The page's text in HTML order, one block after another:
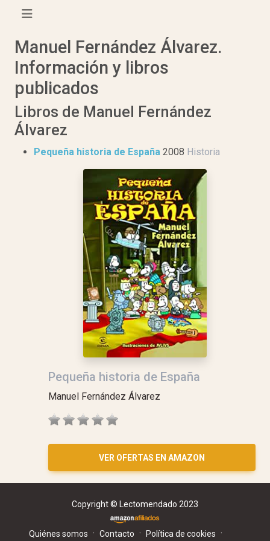
Manuel Fernández Álvarez.
Información y libros
publicados
Libros de Manuel Fernández
Álvarez
Pequeña historia de España 2008 Historia
Pequeña historia de España
Manuel Fernández Álvarez
VER OFERTAS EN AMAZON
Copyright © Lectomendado 2023
Quiénes somos · Contacto · Política de cookies ·